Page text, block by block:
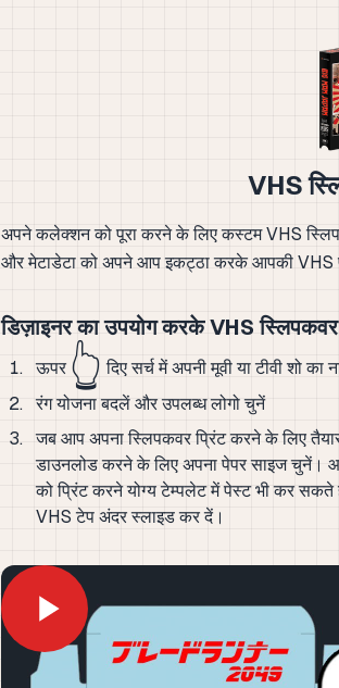
VHS
अपने कलेक्शन को पूरा करने के लिए कस्टम VHS
और मेटाडेटा को अपने आप इकट्ठा करके आपकी VHS
डिज़ाइनर का उपयोग करके VHS
ऊपर 👆 दिए सर्च में अपनी मूवी या टीवी शो का
रंग योजना बदलें और उपलब्ध लोगो चुनें
जब आप अपना स्लिपकवर प्रिंट करने के लिए
डाउनलोड करने के लिए अपना पेपर साइज
को प्रिंट करने योग्य टेम्पलेट में पेस्ट भी कर
VHS टेप अंदर स्लाइड कर दें।